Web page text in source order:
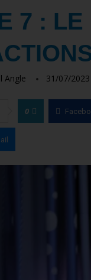
7 :
Angle 31/07/2023
0